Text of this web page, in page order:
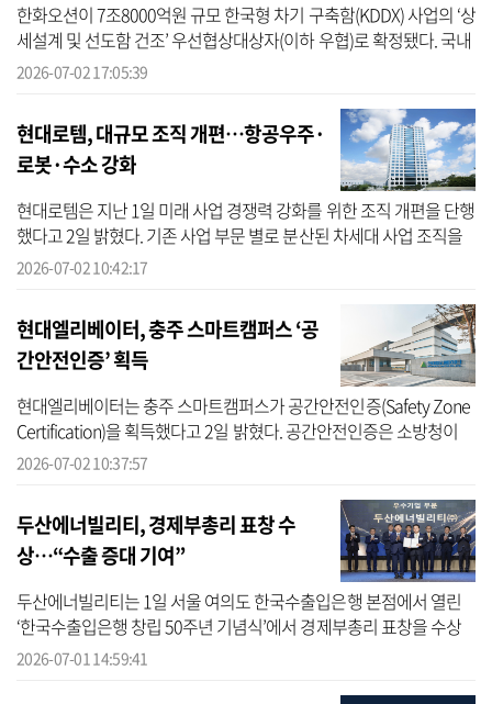
한화오션이 7조8000억원 규모 한국형 차기 구축함(KDDX) 사업의 ‘상
세설계 및 선도함 건조’ 우선협상대상자(이하 우협)로 확정됐다. 국내
함정 건조의 주도권을 둘러싼 특수선 양강의 2년 가까운 대치에서 승
2026-07-02 17:05:39
현대로템, 대규모 조직 개편…항공우주·
로봇·수소 강화
현대로템은 지난 1일 미래 사업 경쟁력 강화를 위한 조직 개편을 단행
했다고 2일 밝혔다. 기존 사업 부문 별로 분산된 차세대 사업 조직을
통합해 업무 추진 효율성을 높이고 다양한 사업 발주 수요에 선제 대
2026-07-02 10:42:17
현대엘리베이터, 충주 스마트캠퍼스 ‘공
간안전인증’ 획득
현대엘리베이터는 충주 스마트캠퍼스가 공간안전인증(Safety Zone
Certification)을 획득했다고 2일 밝혔다. 공간안전인증은 소방청이
감독하고 한국안전인증원이 주관하는 기업 자율안전 평가제도다. 충
2026-07-02 10:37:57
두산에너빌리티, 경제부총리 표창 수
상…“수출 증대 기여”
두산에너빌리티는 1일 서울 여의도 한국수출입은행 본점에서 열린
‘한국수출입은행 창립 50주년 기념식’에서 경제부총리 표창을 수상
했다고 밝혔다. 두산에너빌리티는 국가경제 발전과 수출 증대에 기여
2026-07-01 14:59:41